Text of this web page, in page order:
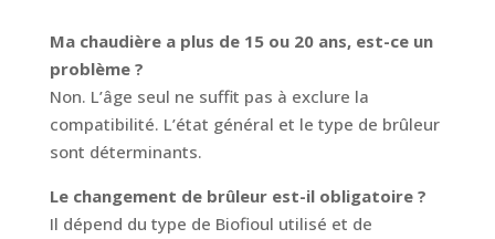
Ma chaudière a plus de 15 ou 20 ans, est-ce un
problème ?
Non. L’âge seul ne suffit pas à exclure la
compatibilité. L’état général et le type de brûleur
sont déterminants.
Le changement de brûleur est-il obligatoire ?
Il dépend du type de Biofioul utilisé et de